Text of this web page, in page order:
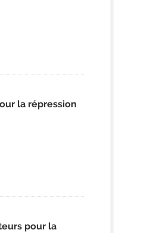
la répression
pour la